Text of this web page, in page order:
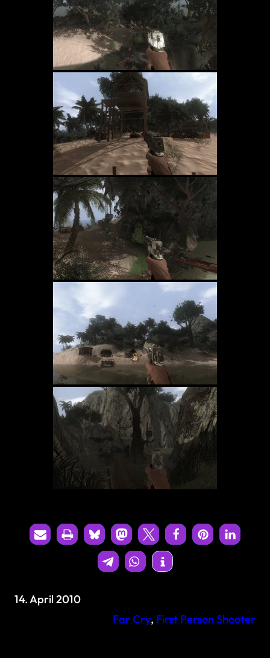
14. April 2010
Far Cry, First Person Shooter